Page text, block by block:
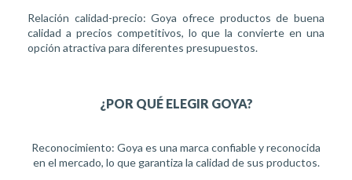
Relación calidad-precio: Goya ofrece productos de buena
calidad a precios competitivos, lo que la convierte en una
opción atractiva para diferentes presupuestos.
¿POR QUÉ ELEGIR GOYA?
Reconocimiento: Goya es una marca confiable y reconocida
en el mercado, lo que garantiza la calidad de sus productos.